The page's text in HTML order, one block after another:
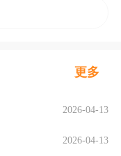
更多
2026-04-13
2026-04-13